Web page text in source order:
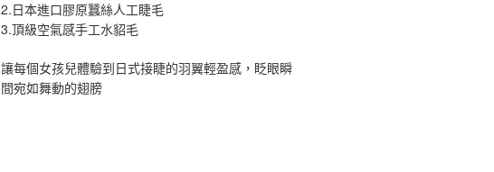
2.日本進口膠原蠶絲人工睫毛
3.頂級空氣感手工水貂毛
讓每個女孩兒體驗到日式接睫的羽翼輕盈感，眨眼瞬
間宛如舞動的翅膀